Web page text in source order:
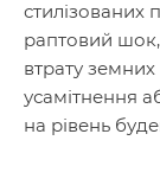
стилізованих
раптовий
втрату
усамітнення
на рівень